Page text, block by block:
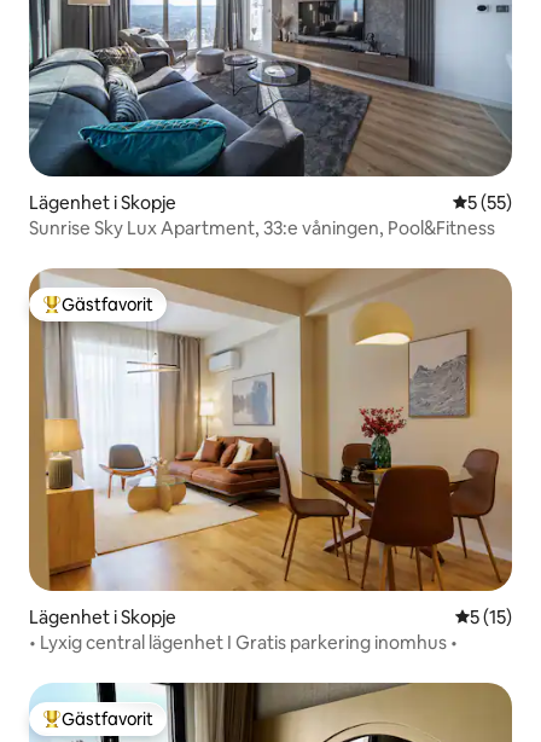
Lägenhet i Skopje 5 av 5 i
5 (55)
Sunrise Sky Lux Apartment, 33:e våningen, Pool&Fitness
Populär gästfavorit
Gästfavorit
Lägenhet i Skopje 5 av 5 i
5 (15)
• Lyxig central lägenhet I Gratis parkering inomhus •
Populär gästfavorit
Gästfavorit